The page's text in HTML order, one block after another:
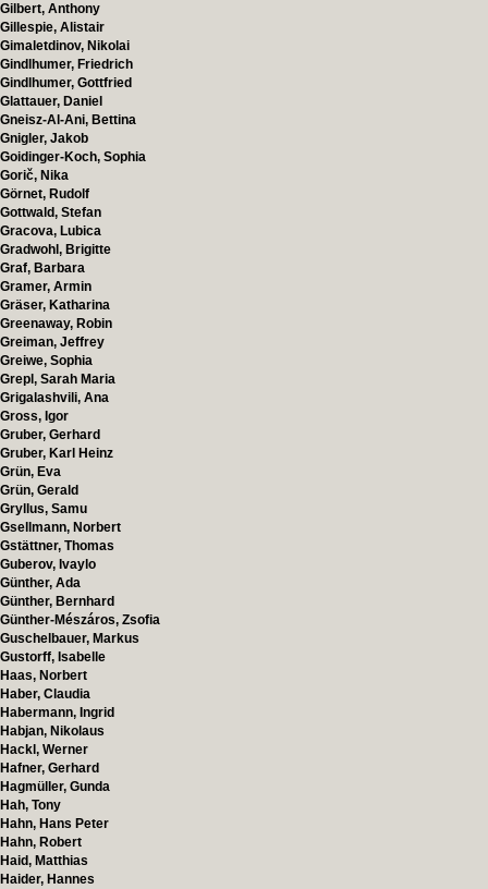
Gilbert, Anthony
Gillespie, Alistair
Gimaletdinov, Nikolai
Gindlhumer, Friedrich
Gindlhumer, Gottfried
Glattauer, Daniel
Gneisz-Al-Ani, Bettina
Gnigler, Jakob
Goidinger-Koch, Sophia
Gorič, Nika
Görnet, Rudolf
Gottwald, Stefan
Gracova, Lubica
Gradwohl, Brigitte
Graf, Barbara
Gramer, Armin
Gräser, Katharina
Greenaway, Robin
Greiman, Jeffrey
Greiwe, Sophia
Grepl, Sarah Maria
Grigalashvili, Ana
Gross, Igor
Gruber, Gerhard
Gruber, Karl Heinz
Grün, Eva
Grün, Gerald
Gryllus, Samu
Gsellmann, Norbert
Gstättner, Thomas
Guberov, Ivaylo
Günther, Ada
Günther, Bernhard
Günther-Mészáros, Zsofia
Guschelbauer, Markus
Gustorff, Isabelle
Haas, Norbert
Haber, Claudia
Habermann, Ingrid
Habjan, Nikolaus
Hackl, Werner
Hafner, Gerhard
Hagmüller, Gunda
Hah, Tony
Hahn, Hans Peter
Hahn, Robert
Haid, Matthias
Haider, Hannes